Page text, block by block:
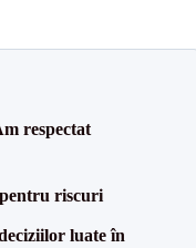
respectat
riscuri
luate în